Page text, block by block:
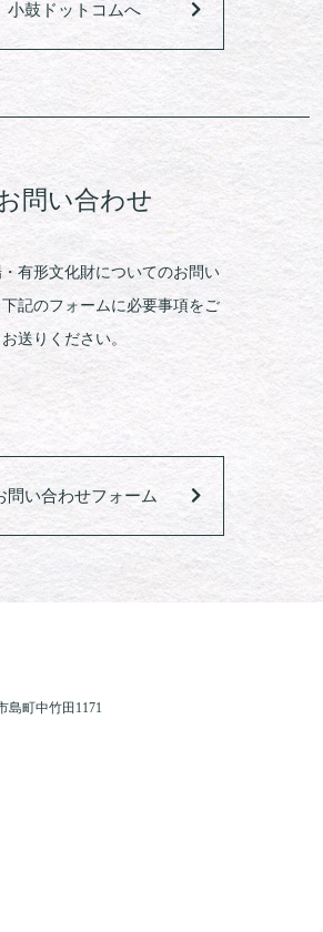
小鼓ドットコムへ
問い合わせ
有形文化財についてのお問い
記のフォームに必要事項をご
送りください。
問い合わせフォーム
島町中竹田1171